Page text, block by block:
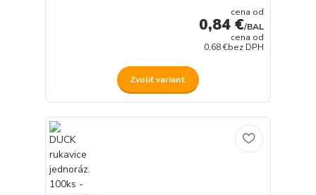
cena od
0,84 €/BAL
cena od
0,68 €bez DPH
Zvoliť variant